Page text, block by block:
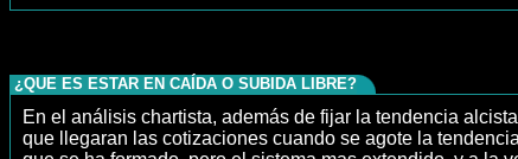
¿QUE ES ESTAR EN CAÍDA O SUBIDA LIBRE?
En el análisis chartista, además de fijar la tendencia
que llegaran las cotizaciones cuando se agote la